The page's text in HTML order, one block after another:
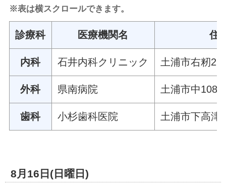
※表は横スクロールできます。
診療科 医療機関名 住
内科 石井内科クリニック 土浦市右籾
外科 県南病院 土浦市中1087
歯科 小杉歯科医院 土浦市下高津
8月16日(日曜日)